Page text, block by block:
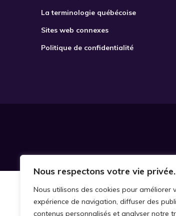
Nous respectons votre vie privée.
Nous utilisons des cookies pour améliorer
expérience de navigation, diffuser des
contenus personnalisés et analyser notre
La terminologie québécoise
Sites web connexes
Politique de confidentialité